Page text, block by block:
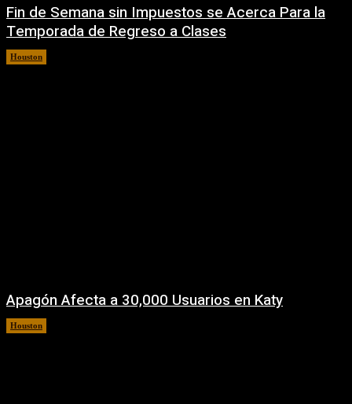
Fin de Semana sin Impuestos se Acerca Para la
Temporada de Regreso a Clases
Houston
Apagón Afecta a 30,000 Usuarios en Katy
Houston